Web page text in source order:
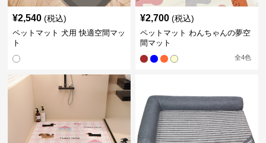
¥2,540 (税込)
ペットマット 犬用 快適空間マッ
ト
¥2,700 (税込)
ペットマット わんちゃんの夢空
間マット
全4色